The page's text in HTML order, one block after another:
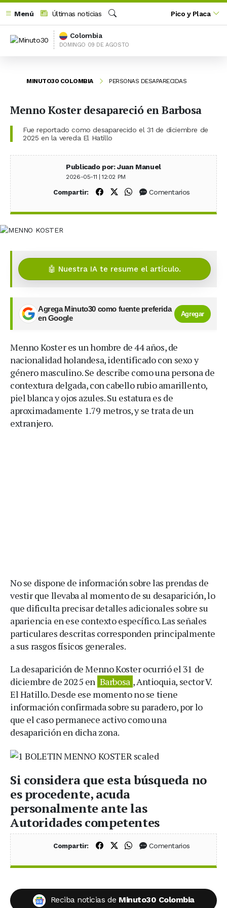
Menú
Últimas noticias
Buscar
Pico y Placa
Colombia
DOMINGO 09 DE AGOSTO
MINUTO30 COLOMBIA PERSONAS DESAPARECIDAS
Menno Koster desapareció en Barbosa
Fue reportado como desaparecido el 31 de diciembre de
2025 en la vereda El Hatillo
Publicado por: Juan Manuel
2026-05-11 | 12:02 PM
Compartir: Compartir en Facebook
Compartir en X (Twitter)
Compartir en WhatsApp
Comentarios
🤖 Nuestra IA te resume el artículo.
Agrega Minuto30 como fuente preferida
en Google
Agregar
Menno Koster es un hombre de 44 años, de
nacionalidad holandesa, identificado con sexo y
género masculino. Se describe como una persona de
contextura delgada, con cabello rubio amarillento,
piel blanca y ojos azules. Su estatura es de
aproximadamente 1.79 metros, y se trata de un
extranjero.
No se dispone de información sobre las prendas de
vestir que llevaba al momento de su desaparición, lo
que dificulta precisar detalles adicionales sobre su
apariencia en ese contexto específico. Las señales
particulares descritas corresponden principalmente
a sus rasgos físicos generales.
La desaparición de Menno Koster ocurrió el 31 de
diciembre de 2025 en Barbosa , Antioquia, sector V.
El Hatillo. Desde ese momento no se tiene
información confirmada sobre su paradero, por lo
que el caso permanece activo como una
desaparición en dicha zona.
Si considera que esta búsqueda no
es procedente, acuda
personalmente ante las
Autoridades competentes
Compartir: Compartir en Facebook
Compartir en X (Twitter)
Compartir en WhatsApp
Comentarios
Reciba noticias de Minuto30 Colombia